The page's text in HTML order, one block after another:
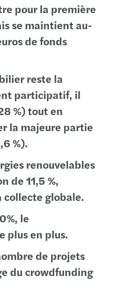
pour la première
se maintient au-
de fonds
reste la
participatif, il
%) tout en
la majeure partie
%).
renouvelables
de 11,5 %,
collecte globale.
le
plus en plus.
de projets
du crowdfunding